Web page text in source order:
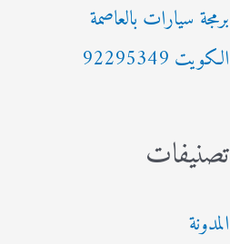
برمجة سيارات بالعاصمة
الكويت 92295349
تصنيفات
المدونة